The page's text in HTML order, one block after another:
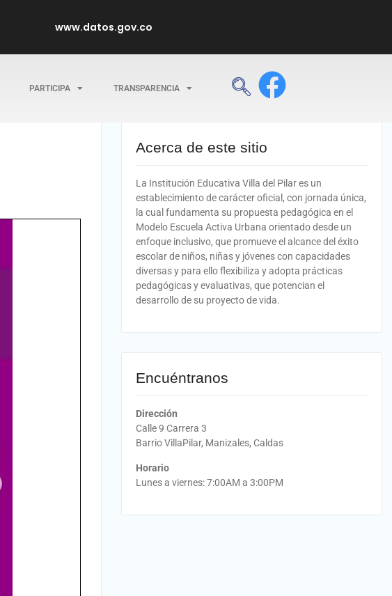
www.datos.gov.co
PARTICIPA TRANSPARENCIA
Acerca de este sitio
La Institución Educativa Villa del Pilar es un
establecimiento de carácter oficial, con jornada única,
la cual fundamenta su propuesta pedagógica en el
Modelo Escuela Activa Urbana orientado desde un
enfoque inclusivo, que promueve el alcance del éxito
escolar de niños, niñas y jóvenes con capacidades
diversas y para ello flexibiliza y adopta prácticas
pedagógicas y evaluativas, que potencian el
desarrollo de su proyecto de vida.
Encuéntranos
Dirección
Calle 9 Carrera 3
Barrio VillaPilar, Manizales, Caldas
Horario
Lunes a viernes: 7:00AM a 3:00PM